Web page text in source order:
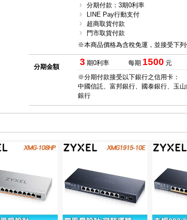
分期付款：3期0利率
LINE Pay行動支付
超商取貨付款
門市取貨付款
※本商品價格為含稅免運，並接受下列
分期金額 3 期0利率 每期 1500 元
※分期付款接受以下銀行之信用卡：
中國信託、富邦銀行、國泰銀行、玉
銀行